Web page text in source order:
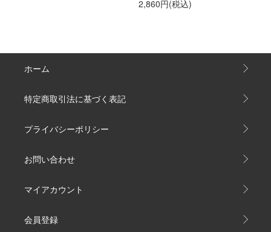
2,860円(税込)
ホーム
特定商取引法に基づく表記
プライバシーポリシー
お問い合わせ
マイアカウント
会員登録